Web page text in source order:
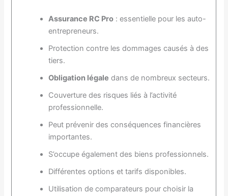
Assurance RC Pro: essentielle pour les auto-
entrepreneurs.
Protection contre les dommages causés à des
tiers.
Obligation légale dans de nombreux secteurs.
Couverture des risques liés à l’activité
professionnelle.
Peut prévenir des conséquences financières
importantes.
S’occupe également des biens professionnels.
Différentes options et tarifs disponibles.
Utilisation de comparateurs pour choisir la